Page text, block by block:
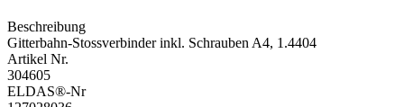
Beschreibung
Gitterbahn-Stossverbinder inkl. Schrauben A4, 1.4404
Artikel Nr.
304605
ELDAS®-Nr